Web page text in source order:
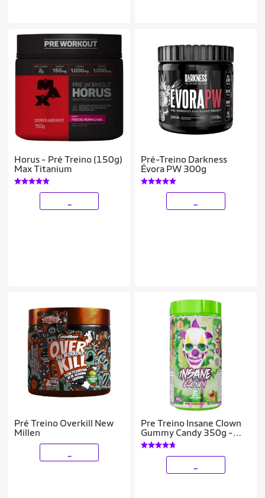
Horus - Pré Treino (150g)
Max Titanium
Pré-Treino Darkness
Évora PW 300g
Pré Treino Overkill New
Millen
Pre Treino Insane Clown
Gummy Candy 350g -
Demons Lab